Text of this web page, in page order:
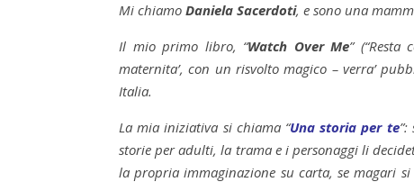
Mi chiamo Daniela Sacerdoti, e sono una
Il mio primo libro, “Watch Over Me”
maternita’, con un risvolto magico – verra’
Italia.
La mia iniziativa si chiama “Una storia per te”:
storie per adulti, la trama e i personaggi li
la propria immaginazione su carta, se magari